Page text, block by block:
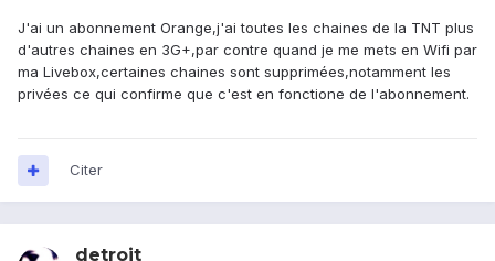
J'ai un abonnement Orange,j'ai toutes les chaines de la TNT plus
d'autres chaines en 3G+,par contre quand je me mets en Wifi par
ma Livebox,certaines chaines sont supprimées,notamment les
privées ce qui confirme que c'est en fonctione de l'abonnement.
Citer
detroit